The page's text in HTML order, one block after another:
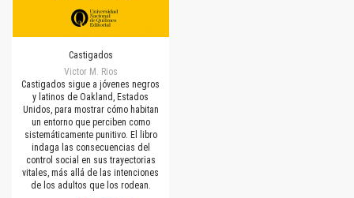
Castigados
Victor M. Rios
Castigados sigue a jóvenes negros
y latinos de Oakland, Estados
Unidos, para mostrar cómo habitan
un entorno que perciben como
sistemáticamente punitivo. El libro
indaga las consecuencias del
control social en sus trayectorias
vitales, más allá de las intenciones
de los adultos que los rodean.